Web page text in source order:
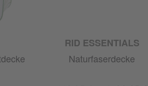
RID ESSENTIALS
Naturfaserdecke